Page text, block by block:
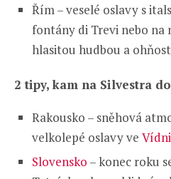
Řím – veselé oslavy s
fontány di Trevi nebo na
hlasitou hudbou a
2 tipy, kam na Silvestra
Rakousko – sněhová
velkolepé oslavy ve Vídni
Slovensko – konec roku